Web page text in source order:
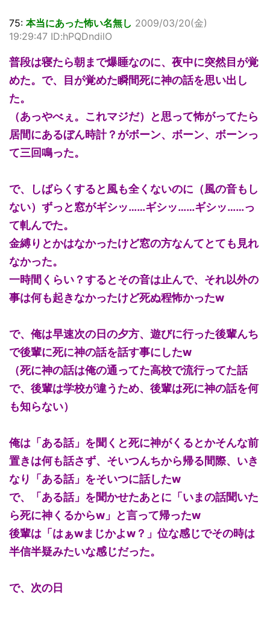
75: 本当にあった怖い名無し 2009/03/20(金)
19:29:47 ID:hPQDndilO
普段は寝たら朝まで爆睡なのに、夜中に突然目が覚
めた。で、目が覚めた瞬間死に神の話を思い出し
た。
（あっやべぇ。これマジだ）と思って怖がってたら
居間にあるぼん時計？がボーン、ボーン、ボーンっ
て三回鳴った。
で、しばらくすると風も全くないのに（風の音もし
ない）ずっと窓がギシッ……ギシッ……ギシッ……っ
て軋んでた。
金縛りとかはなかったけど窓の方なんてとても見れ
なかった。
一時間くらい？するとその音は止んで、それ以外の
事は何も起きなかったけど死ぬ程怖かったw
で、俺は早速次の日の夕方、遊びに行った後輩んち
で後輩に死に神の話を話す事にしたw
（死に神の話は俺の通ってた高校で流行ってた話
で、後輩は学校が違うため、後輩は死に神の話を何
も知らない）
俺は「ある話」を聞くと死に神がくるとかそんな前
置きは何も話さず、そいつんちから帰る間際、いき
なり「ある話」をそいつに話したw
で、「ある話」を聞かせたあとに「いまの話聞いた
ら死に神くるからw」と言って帰ったw
後輩は「はぁwまじかよw？」位な感じでその時は
半信半疑みたいな感じだった。
で、次の日